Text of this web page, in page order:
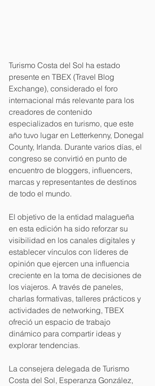
Turismo Costa del Sol ha estado
presente en TBEX (Travel Blog
Exchange), considerado el foro
internacional más relevante para los
creadores de contenido
especializados en turismo, que este
año tuvo lugar en Letterkenny, Donegal
County, Irlanda. Durante varios días, el
congreso se convirtió en punto de
encuentro de bloggers, influencers,
marcas y representantes de destinos
de todo el mundo.
El objetivo de la entidad malagueña
en esta edición ha sido reforzar su
visibilidad en los canales digitales y
establecer vínculos con líderes de
opinión que ejercen una influencia
creciente en la toma de decisiones de
los viajeros. A través de paneles,
charlas formativas, talleres prácticos y
actividades de networking, TBEX
ofreció un espacio de trabajo
dinámico para compartir ideas y
explorar tendencias.
La consejera delegada de Turismo
Costa del Sol, Esperanza González,